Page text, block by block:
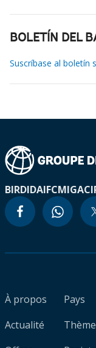
BOLETÍN DEL
Suscríbase al boletín
BIRDIDAIFCMIGA
À propos
Actualité
Pays